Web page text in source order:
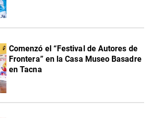
Comenzó el “Festival de Autores de
Frontera” en la Casa Museo Basadre
en Tacna